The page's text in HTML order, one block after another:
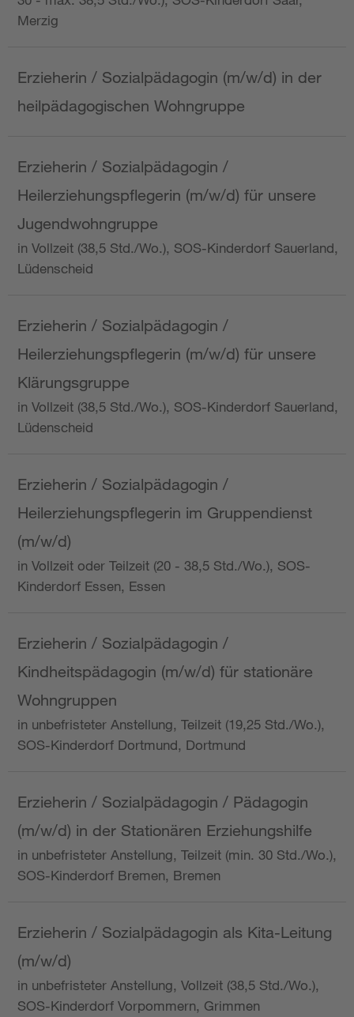
Merzig
Erzieherin / Sozialpädagogin (m/w/d) in der
heilpädagogischen Wohngruppe
Erzieherin / Sozialpädagogin /
Heilerziehungspflegerin (m/w/d) für unsere
Jugendwohngruppe
in Vollzeit (38,5 Std./Wo.), SOS-Kinderdorf Sauerland,
Lüdenscheid
Erzieherin / Sozialpädagogin /
Heilerziehungspflegerin (m/w/d) für unsere
Klärungsgruppe
in Vollzeit (38,5 Std./Wo.), SOS-Kinderdorf Sauerland,
Lüdenscheid
Erzieherin / Sozialpädagogin /
Heilerziehungspflegerin im Gruppendienst
(m/w/d)
in Vollzeit oder Teilzeit (20 - 38,5 Std./Wo.), SOS-
Kinderdorf Essen, Essen
Erzieherin / Sozialpädagogin /
Kindheitspädagogin (m/w/d) für stationäre
Wohngruppen
in unbefristeter Anstellung, Teilzeit (19,25 Std./Wo.),
SOS-Kinderdorf Dortmund, Dortmund
Erzieherin / Sozialpädagogin / Pädagogin
(m/w/d) in der Stationären Erziehungshilfe
in unbefristeter Anstellung, Teilzeit (min. 30 Std./Wo.),
SOS-Kinderdorf Bremen, Bremen
Erzieherin / Sozialpädagogin als Kita-Leitung
(m/w/d)
in unbefristeter Anstellung, Vollzeit (38,5 Std./Wo.),
SOS-Kinderdorf Vorpommern, Grimmen